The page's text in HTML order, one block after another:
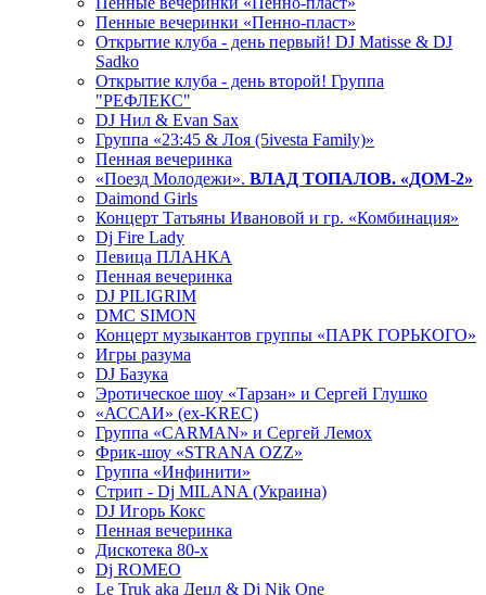
Пенные вечеринки «Пенно-пласт»
Открытие клуба - день первый! DJ Matisse & DJ
Sadko
Открытие клуба - день второй! Группа
"РЕФЛЕКС"
DJ Нил & Evan Sax
Группа «23:45 & Лоя (5ivesta Family)»
Пенная вечеринка
«Поезд Молодежи». ВЛАД ТОПАЛОВ. «ДОМ-2»
Daimond Girls
Концерт Татьяны Ивановой и гр. «Комбинация»
Dj Fire Lady
Певица ПЛАНКА
Пенная вечеринка
DJ PILIGRIM
DMC SIMON
Концерт музыкантов группы «ПАРК ГОРЬКОГО»
Игры разума
DJ Базука
Эротическое шоу «Тарзан» и Сергей Глушко
«АССАИ» (ex-KREC)
Группа «CARMAN» и Сергей Лемох
Фрик-шоу «STRANA OZZ»
Группа «Инфинити»
Стрип - Dj MILANA (Украина)
DJ Игорь Кокс
Пенная вечеринка
Дискотека 80-х
Dj ROMEO
Le Truk aka Децл & Dj Nik One